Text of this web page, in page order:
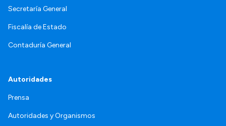
Secretaría General
Fiscalía de Estado
Contaduría General
Autoridades
Prensa
Autoridades y Organismos